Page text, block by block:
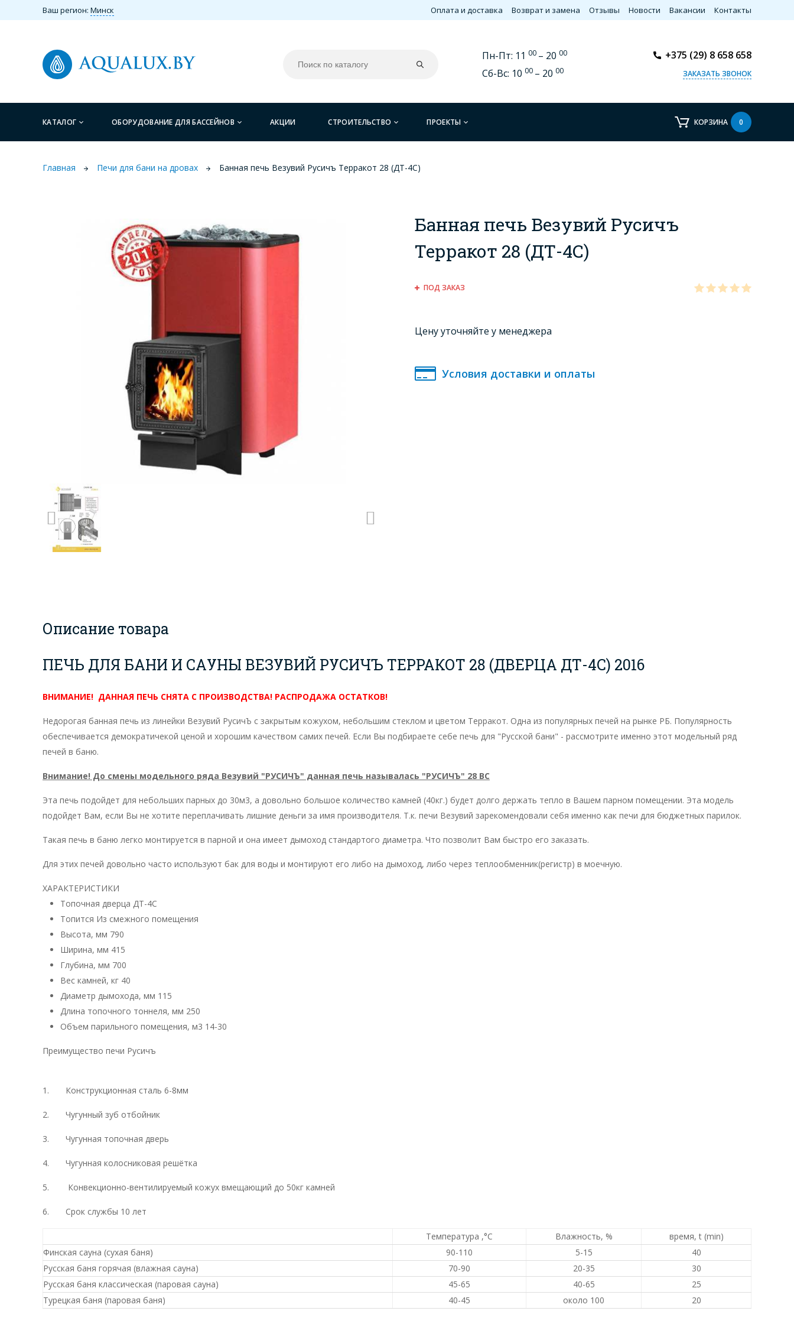
Ваш регион: Минск Оплата и доставка Возврат и замена Отзывы Новости Вакансии Контакты
Пн-Пт: 11 00 – 20 00
Сб-Вс: 10 00 – 20 00
+375 (29) 8 658 658
ЗАКАЗАТЬ ЗВОНОК
КАТАЛОГ ОБОРУДОВАНИЕ ДЛЯ БАССЕЙНОВ АКЦИИ СТРОИТЕЛЬСТВО ПРОЕКТЫ КОРЗИНА 0
Главная Печи для бани на дровах Банная печь Везувий Русичъ Терракот 28 (ДТ-4С)
Банная печь Везувий Русичъ
Терракот 28 (ДТ-4С)
ПОД ЗАКАЗ
Цену уточняйте у менеджера
Условия доставки и оплаты
Описание товара
ПЕЧЬ ДЛЯ БАНИ И САУНЫ ВЕЗУВИЙ РУСИЧЪ ТЕРРАКОТ 28 (ДВЕРЦА ДТ-4С) 2016
ВНИМАНИЕ! ДАННАЯ ПЕЧЬ СНЯТА С ПРОИЗВОДСТВА! РАСПРОДАЖА ОСТАТКОВ!
Недорогая банная печь из линейки Везувий РусичЪ с закрытым кожухом, небольшим стеклом и цветом Терракот. Одна из популярных печей на рынке РБ. Популярность
обеспечивается демократичекой ценой и хорошим качеством самих печей. Если Вы подбираете себе печь для "Русской бани" - рассмотрите именно этот модельный ряд
печей в баню.
Внимание! До смены модельного ряда Везувий "РУСИЧЪ" данная печь называлась "РУСИЧЪ" 28 ВС
Эта печь подойдет для небольших парных до 30м3, а довольно большое количество камней (40кг.) будет долго держать тепло в Вашем парном помещении. Эта модель
подойдет Вам, если Вы не хотите переплачивать лишние деньги за имя производителя. Т.к. печи Везувий зарекомендовали себя именно как печи для бюджетных парилок.
Такая печь в баню легко монтируется в парной и она имеет дымоход стандартого диаметра. Что позволит Вам быстро его заказать.
Для этих печей довольно часто используют бак для воды и монтируют его либо на дымоход, либо через теплообменник(регистр) в моечную.
ХАРАКТЕРИСТИКИ
Топочная дверца ДТ-4С
Топится Из смежного помещения
Высота, мм 790
Ширина, мм 415
Глубина, мм 700
Вес камней, кг 40
Диаметр дымохода, мм 115
Длина топочного тоннеля, мм 250
Объем парильного помещения, м3 14-30
Преимущество печи Русичъ
1. Конструкционная сталь 6-8мм
2. Чугунный зуб отбойник
3. Чугунная топочная дверь
4. Чугунная колосниковая решётка
5. Конвекционно-вентилируемый кожух вмещающий до 50кг камней
6. Срок службы 10 лет
Температура ,°С Влажность, %
время, t (min)
Финская сауна (сухая баня)
90-110 5-15
40
Русская баня горячая (влажная сауна)
70-90 20-35
30
Русская баня классическая (паровая сауна)
45-65 40-65
25
Турецкая баня (паровая баня)
40-45 около 100 20